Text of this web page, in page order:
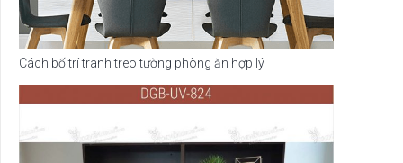
Cách bố trí tranh treo tường phòng ăn hợp lý